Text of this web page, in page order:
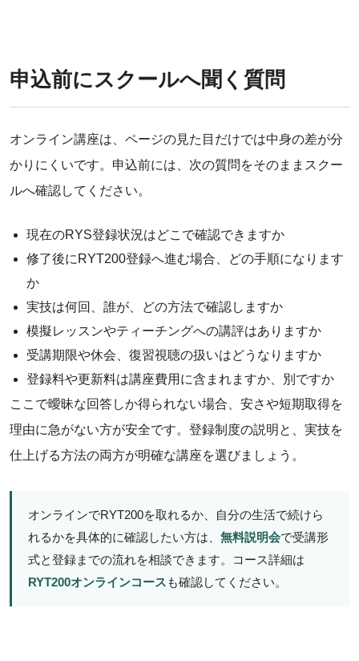
申込前にスクールへ聞く質問
オンライン講座は、ページの見た目だけでは中身の差が分
かりにくいです。申込前には、次の質問をそのままスクー
ルへ確認してください。
現在のRYS登録状況はどこで確認できますか
修了後にRYT200登録へ進む場合、どの手順になります
か
実技は何回、誰が、どの方法で確認しますか
模擬レッスンやティーチングへの講評はありますか
受講期限や休会、復習視聴の扱いはどうなりますか
登録料や更新料は講座費用に含まれますか、別ですか
ここで曖昧な回答しか得られない場合、安さや短期取得を
理由に急がない方が安全です。登録制度の説明と、実技を
仕上げる方法の両方が明確な講座を選びましょう。
オンラインでRYT200を取れるか、自分の生活で続けら
れるかを具体的に確認したい方は、 無料説明会で受講形
式と登録までの流れを相談できます。コース詳細は
RYT200オンラインコース も確認してください。